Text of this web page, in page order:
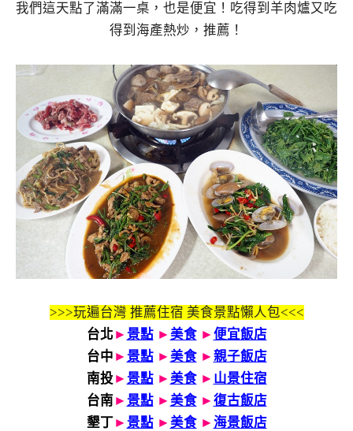
我們這天點了滿滿一桌，也是便宜！吃得到羊肉爐又吃
得到海產熱炒，推薦！
>>>玩遍台灣 推薦住宿 美食景點懶人包<<<
台北 ► 景點 ► 美食► 便宜飯店
台中 ► 景點 ► 美食► 親子飯店
南投► 景點 ► 美食► 山景住宿
台南► 景點 ► 美食► 復古飯店
墾丁► 景點 ► 美食► 海景飯店